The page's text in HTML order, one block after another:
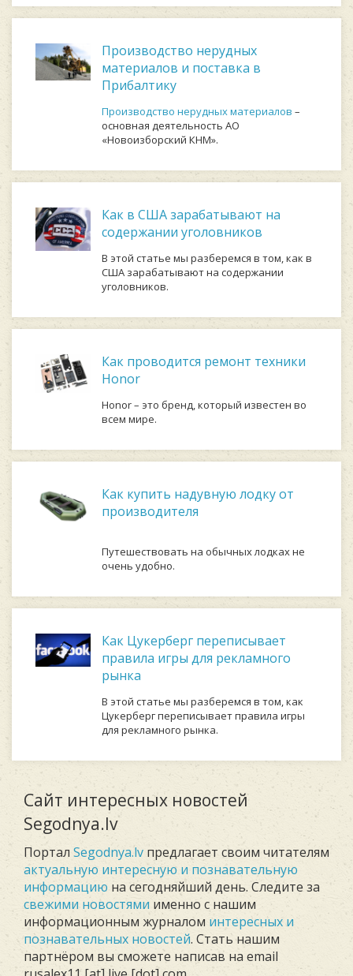
Производство нерудных
материалов и поставка в
Прибалтику
Производство нерудных материалов –
основная деятельность АО
«Новоизборский КНМ».
Как в США зарабатывают на
содержании уголовников
В этой статье мы разберемся в том, как в
США зарабатывают на содержании
уголовников.
Как проводится ремонт техники
Honor
Honor – это бренд, который известен во
всем мире.
Как купить надувную лодку от
производителя
Путешествовать на обычных лодках не
очень удобно.
Как Цукерберг переписывает
правила игры для рекламного
рынка
В этой статье мы разберемся в том, как
Цукерберг переписывает правила игры
для рекламного рынка.
Сайт интересных новостей
Segodnya.lv
Портал Segodnya.lv предлагает своим читателям
актуальную интересную и познавательную
информацию на сегодняйший день. Следите за
свежими новостями именно с нашим
информационным журналом интересных и
познавательных новостей. Стать нашим
партнёром вы сможете написав на email